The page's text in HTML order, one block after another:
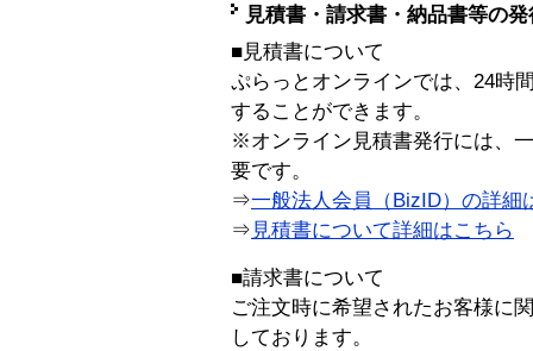
見積書・請求書・納品書等の
■見積書について
ぷらっとオンラインでは、24時
することができます。
※オンライン見積書発行には、
要です。
⇒一般法人会員（BizID）の詳細
⇒ 見積書について詳細はこちら
■請求書について
ご注文時に希望されたお客様に
しております。